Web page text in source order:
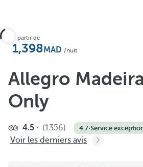
À partir de
1,398 /nuit
Allegro
Only
4.5 (1356) 4.7·Service
Voir les derniers avis